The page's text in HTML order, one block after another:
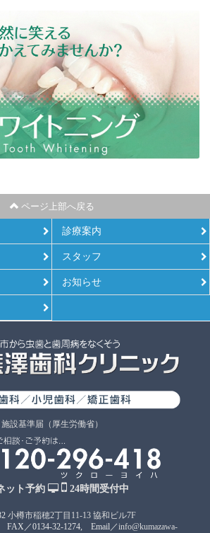
ページ上部へ戻る
診療案内
スタッフ
お知らせ
施設基準届（厚生労働省）
ット予約 24時間受付中
小樽市稲穂2丁目11-13 協和ビル7F
, FAX／0134-32-1274, Email／info@kumazawa-